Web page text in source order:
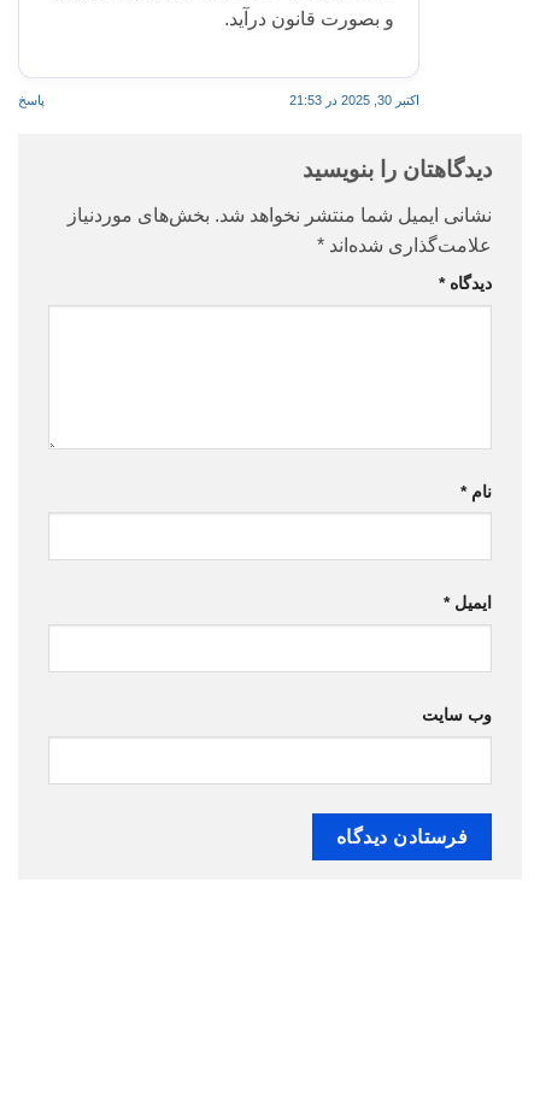
و بصورت قانون درآید.
اکتبر 30, 2025 در 21:53 پاسخ
دیدگاهتان را بنویسید
نشانی ایمیل شما منتشر نخواهد شد. بخش‌های موردنیاز
علامت‌گذاری شده‌اند *
دیدگاه*
نام*
ایمیل*
وب‌ سایت